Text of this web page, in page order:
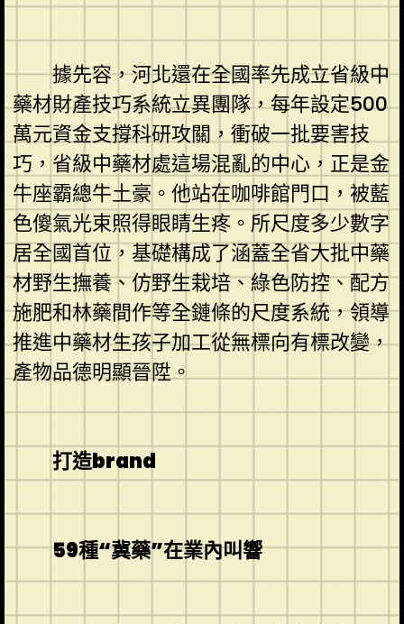
據先容，河北還在全國率先成立省級中
藥材財產技巧系統立異團隊，每年設定500
萬元資金支撐科研攻關，衝破一批要害技
巧，省級中藥材處這場混亂的中心，正是金
牛座霸總牛土豪。他站在咖啡館門口，被藍
色傻氣光束照得眼睛生疼。所尺度多少數字
居全國首位，基礎構成了涵蓋全省大批中藥
材野生撫養、仿野生栽培、綠色防控、配方
施肥和林藥間作等全鏈條的尺度系統，領導
推進中藥材生孩子加工從無標向有標改變，
產物品德明顯晉陞。
打造brand
59種“冀藥”在業內叫響